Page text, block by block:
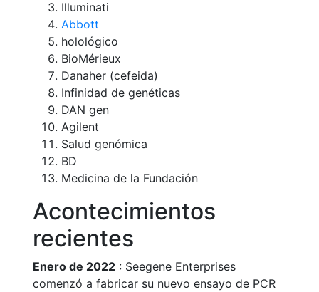
Illuminati
Abbott
holológico
BioMérieux
Danaher (cefeida)
Infinidad de genéticas
DAN gen
Agilent
Salud genómica
BD
Medicina de la Fundación
Acontecimientos
recientes
Enero de 2022 : Seegene Enterprises
comenzó a fabricar su nuevo ensayo de PCR